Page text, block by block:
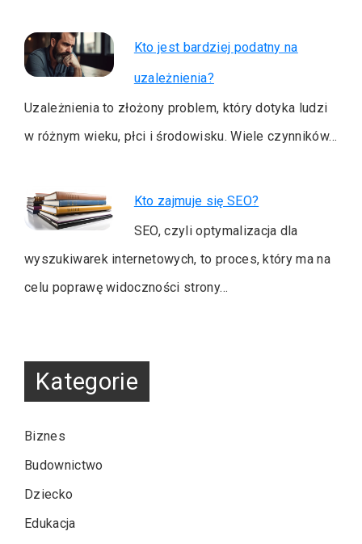
Kto jest bardziej podatny na
uzależnienia?
Uzależnienia to złożony problem, który dotyka ludzi
w różnym wieku, płci i środowisku. Wiele czynników…
Kto zajmuje się SEO?
SEO, czyli optymalizacja dla
wyszukiwarek internetowych, to proces, który ma na
celu poprawę widoczności strony…
Kategorie
Biznes
Budownictwo
Dziecko
Edukacja